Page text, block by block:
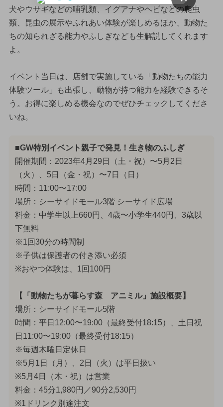
犬やウサギなどの哺乳類、イグアナやヘビなどの爬虫
類、昆虫の展示やふれあい体験が楽しめるほか、動物た
ちの知られざる能力やふしぎなども生解説してくれます
よ。
イベント当日は、店舗で実施している「動物たちの能力
体験ツール」も出張し、動物が持つ能力を経験できるそ
う。お得に楽しめる機会なのでぜひチェックしてくださ
いね。
■GW特別イベント親子で発見！生き物のふしぎ
開催期間：2023年4月29日（土・祝）〜5月2日
（火）、5日（金・祝）〜7日（日）
時間：11:00〜17:00
場所：シーサイドモール3階 シーサイド広場
料金：中学生以上660円、4歳〜小学生440円、3歳以
下無料
※1回30分の時間制
※子供は保護者の付き添い必須
※おやつ体験は、1回100円
【「動物たちが暮らす森 アニミル」施設概要】
場所：シーサイドモール5階
時間：平日12:00〜19:00（最終受付18:15）、土日祝
日11:00〜19:00（最終受付18:15）
※毎週木曜日定休日
※5月1日（月）、2日（火）は平日扱い
※5月4日（木・祝）は営業
料金：45分1,980円／90分2,530円
※1ドリンク別途注文